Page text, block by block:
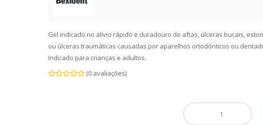
Gel indicado no alívio rápido e duradouro de aftas, úlceras bucais,
ou úlceras traumáticas causadas por aparelhos ortodônticos ou
Indicado para crianças e adultos.
(0 avaliações)